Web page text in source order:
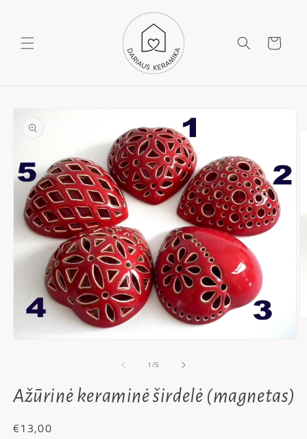
Krepšelis
1 /5
Ažūrinė keraminė širdelė (magnetas)
€13,00